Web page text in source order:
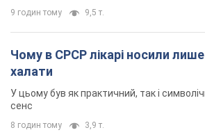
9 годин тому 9,5 т.
Чому в СРСР лікарі носили лише
халати
У цьому був як практичний, так і
сенс
8 годин тому 3,9 т.